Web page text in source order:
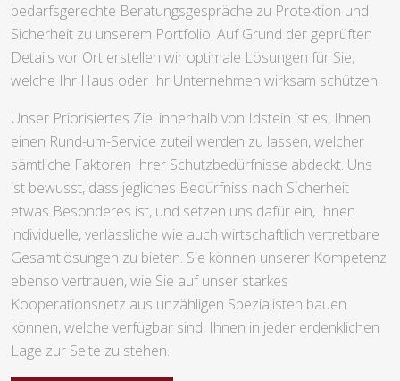
bedarfsgerechte Beratungsgespräche zu Protektion und
Sicherheit zu unserem Portfolio. Auf Grund der geprüften
Details vor Ort erstellen wir optimale Lösungen für Sie,
welche Ihr Haus oder Ihr Unternehmen wirksam schützen.
Unser Priorisiertes Ziel innerhalb von Idstein ist es, Ihnen
einen Rund-um-Service zuteil werden zu lassen, welcher
sämtliche Faktoren Ihrer Schutzbedürfnisse abdeckt. Uns
ist bewusst, dass jegliches Bedürfniss nach Sicherheit
etwas Besonderes ist, und setzen uns dafür ein, Ihnen
individuelle, verlässliche wie auch wirtschaftlich vertretbare
Gesamtlösungen zu bieten. Sie können unserer Kompetenz
ebenso vertrauen, wie Sie auf unser starkes
Kooperationsnetz aus unzähligen Spezialisten bauen
können, welche verfügbar sind, Ihnen in jeder erdenklichen
Lage zur Seite zu stehen.